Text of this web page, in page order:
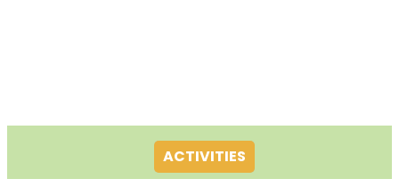
ACTIVITIES